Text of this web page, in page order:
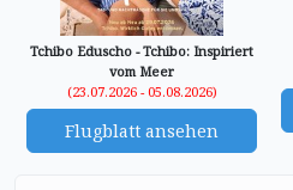
Tchibo Eduscho - Tchibo: Inspiriert
vom Meer
(23.07.2026 - 05.08.2026)
Flugblatt ansehen